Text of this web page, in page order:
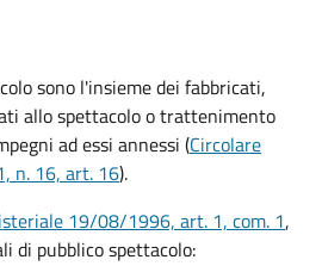
sono l'insieme dei fabbricati,
allo spettacolo o trattenimento
ad essi annessi (Circolare
n. 16, art. 16).
19/08/1996, art. 1, com. 1,
di pubblico spettacolo: